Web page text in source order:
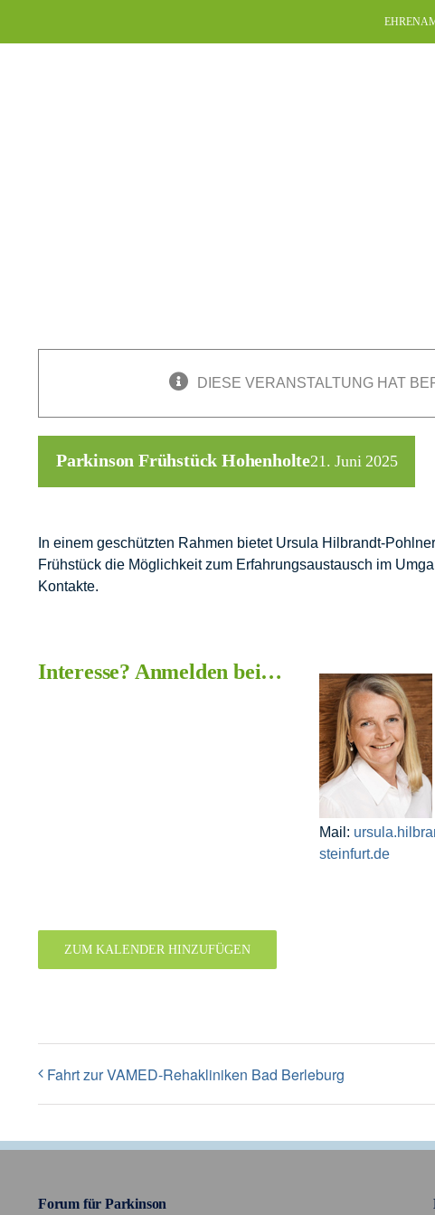
DIESE VERANSTALTUNG HAT
Parkinson Frühstück Hohenholte21. Juni 2025
In einem geschützten Rahmen bietet Ursula Hilbrandt-
Frühstück die Möglichkeit zum Erfahrungsaustausch im
Kontakte.
Interesse? Anmelden bei…
Mail:
steinfurt.de
ZUM KALENDER HINZUFÜGEN
Fahrt zur VAMED-Rehakliniken Bad Berleburg
Forum für Parkinson